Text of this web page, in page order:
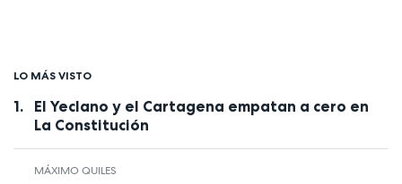
LO MÁS VISTO
El Yeclano y el Cartagena empatan a cero en
La Constitución
MÁXIMO QUILES